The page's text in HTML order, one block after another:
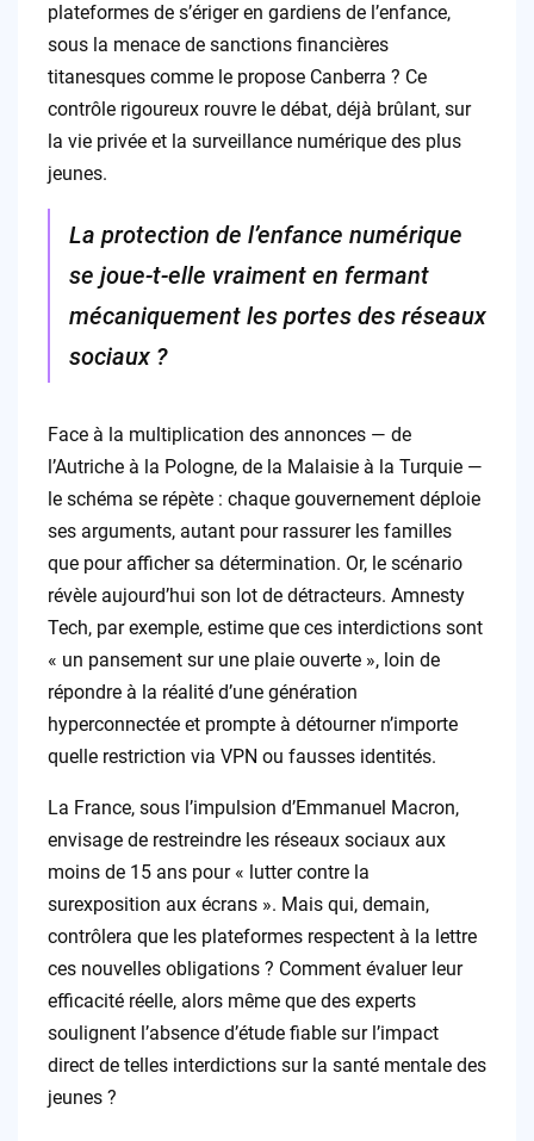
plateformes de s’ériger en gardiens de l’enfance,
sous la menace de sanctions financières
titanesques comme le propose Canberra ? Ce
contrôle rigoureux rouvre le débat, déjà brûlant, sur
la vie privée et la surveillance numérique des plus
jeunes.
La protection de l’enfance numérique
se joue-t-elle vraiment en fermant
mécaniquement les portes des réseaux
sociaux ?
Face à la multiplication des annonces — de
l’Autriche à la Pologne, de la Malaisie à la Turquie —
le schéma se répète : chaque gouvernement déploie
ses arguments, autant pour rassurer les familles
que pour afficher sa détermination. Or, le scénario
révèle aujourd’hui son lot de détracteurs. Amnesty
Tech, par exemple, estime que ces interdictions sont
« un pansement sur une plaie ouverte », loin de
répondre à la réalité d’une génération
hyperconnectée et prompte à détourner n’importe
quelle restriction via VPN ou fausses identités.
La France, sous l’impulsion d’Emmanuel Macron,
envisage de restreindre les réseaux sociaux aux
moins de 15 ans pour « lutter contre la
surexposition aux écrans ». Mais qui, demain,
contrôlera que les plateformes respectent à la lettre
ces nouvelles obligations ? Comment évaluer leur
efficacité réelle, alors même que des experts
soulignent l’absence d’étude fiable sur l’impact
direct de telles interdictions sur la santé mentale des
jeunes ?